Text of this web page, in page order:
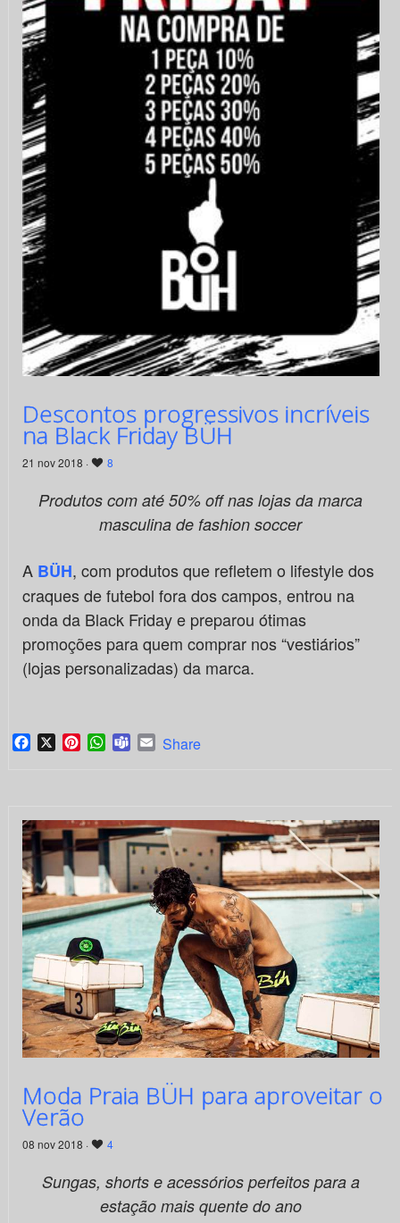
Descontos progressivos incríveis
na Black Friday BÜH
21 nov 2018 · 8
Produtos com até 50% off nas lojas da marca
masculina de fashion soccer
A BÜH, com produtos que refletem o lifestyle dos
craques de futebol fora dos campos, entrou na
onda da Black Friday e preparou ótimas
promoções para quem comprar nos “vestiários”
(lojas personalizadas) da marca.
Facebook
X PinterestWhatsApp
TeamsEmail
Share
Moda Praia BÜH para aproveitar o
Verão
08 nov 2018 · 4
Sungas, shorts e acessórios perfeitos para a
estação mais quente do ano